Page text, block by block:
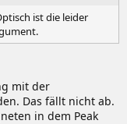
ist die leider
mit der
Das fällt nicht ab.
in dem Peak